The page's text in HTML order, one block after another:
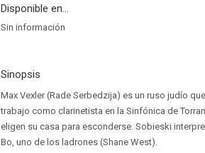
Disponible en...
Sin información
Sinopsis
Max Vexler (Rade Serbedzija) es un ruso judío
trabajo como clarinetista en la Sinfónica de
eligen su casa para esconderse. Sobieski
Bo, uno de los ladrones (Shane West).